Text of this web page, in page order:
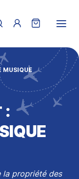
MUSIQUE
:
la propriété des